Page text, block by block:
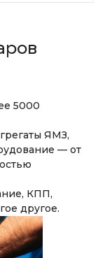
5000
ЯМЗ,
— от
КПП,
другое.